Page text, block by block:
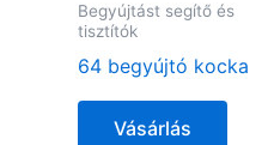
Begyújtást segítő és
tisztítók
64 begyújtó kocka
Vásárlás